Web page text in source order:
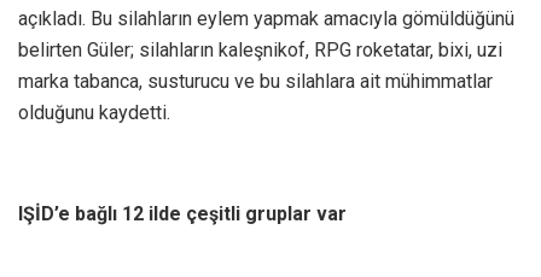
açıkladı. Bu silahların eylem yapmak amacıyla gömüldüğünü
belirten Güler; silahların kaleşnikof, RPG roketatar, bixi, uzi
marka tabanca, susturucu ve bu silahlara ait mühimmatlar
olduğunu kaydetti.
IŞİD’e bağlı 12 ilde çeşitli gruplar var